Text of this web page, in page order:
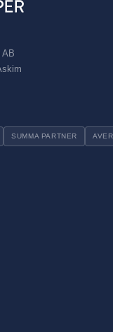
AB
SUMMA PARTNER